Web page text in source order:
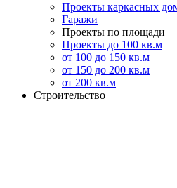
Проекты каркасных
Гаражи
Проекты по площади
Проекты до 100 кв.м
от 100 до 150 кв.м
от 150 до 200 кв.м
от 200 кв.м
Строительство